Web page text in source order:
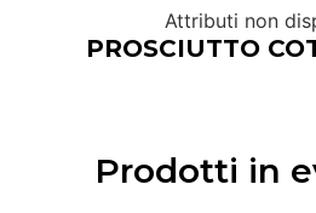
Attributi non
PROSCIUTTO
Prodotti in